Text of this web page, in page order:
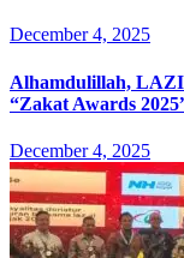
December 4, 2025
Alhamdulillah,
“Zakat Awards
December 4, 2025